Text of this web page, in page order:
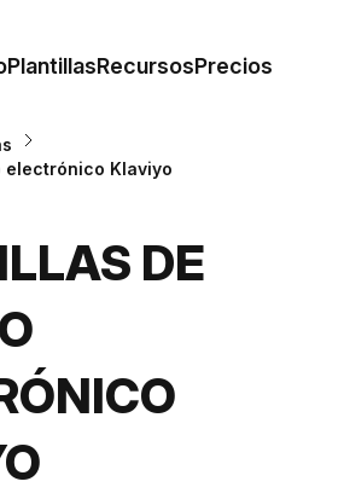
PlantillasRecursosPrecios
electrónico Klaviyo
DE